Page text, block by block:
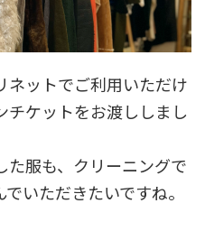
ネットでご利用いただけ
チケットをお渡ししまし
た服も、クリーニングで
いただきたいですね。